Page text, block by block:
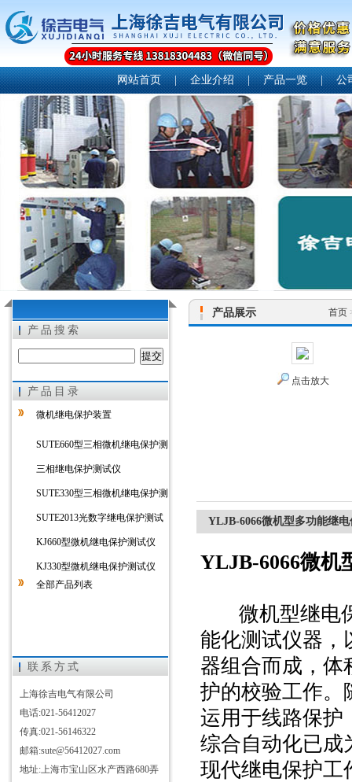
上海徐吉电气有限公司
网站首页 | 企业介绍 | 产品一览 | 公
产品搜索
产品目录
微机继电保护装置
SUTE660型三相微机继电保护测
三相继电保护测试仪
SUTE330型三相微机继电保护测
SUTE2013光数字继电保护测试
KJ660型微机继电保护测试仪
KJ330型微机继电保护测试仪
全部产品列表
联系方式
上海徐吉电气有限公司
电话:021-56412027
传真:021-56146322
邮箱:sute@56412027.com
地址:上海市宝山区水产西路680弄
产品展示 首页
点击放大
YLJB-6066微机型多功能继
YLJB-6066微机
微机型继电保
能化测试仪器，
器组合而成，体
护的校验工作。
运用于线路保护
综合自动化已成
现代继电保护工